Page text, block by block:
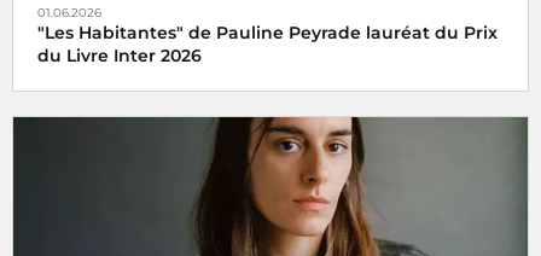
01.06.2026
"Les Habitantes" de Pauline Peyrade lauréat du Prix
du Livre Inter 2026